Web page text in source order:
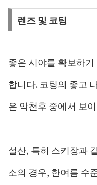
렌즈 및 코팅
좋은 시야를 확보하
합니다. 코팅의 좋고
은 악천후 중에서 보
설산, 특히 스키장과
소의 경우, 한여름 수